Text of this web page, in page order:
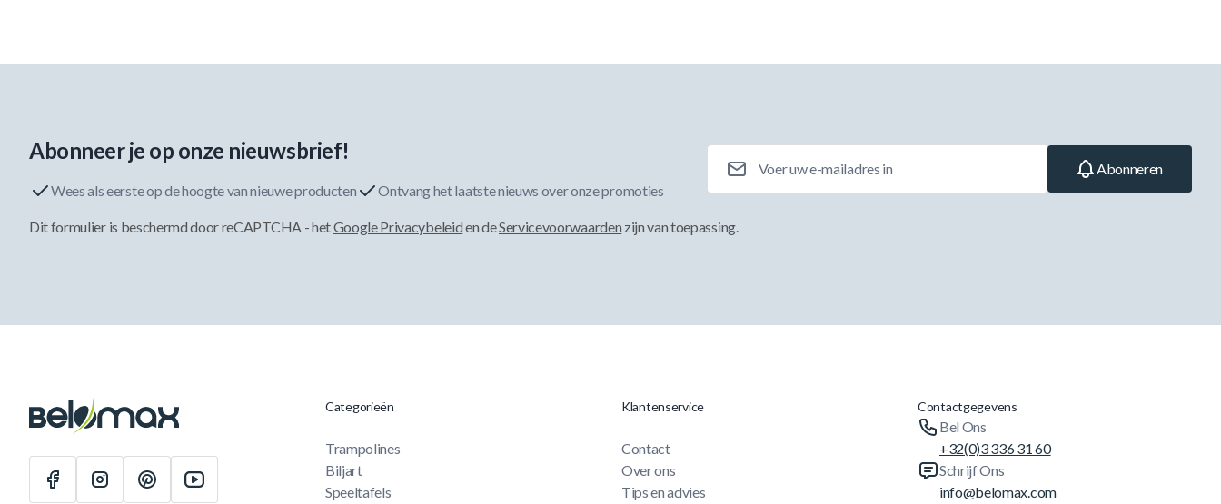
Abonneer je op onze nieuwsbrief!
Wees als eerste op de hoogte van nieuwe producten Ontvang het laatste nieuws over onze promoties
Abonneren
Dit formulier is beschermd door reCAPTCHA - hetGoogle Privacybeleiden deServicevoorwaarden zijn van toepassing.
Categorieën
Trampolines
Biljart
Speeltafels
Klantenservice
Contact
Over ons
Tips en advies
Contactgegevens
Bel Ons
+32(0)3 336 31 60
Schrijf Ons
info@belomax.com